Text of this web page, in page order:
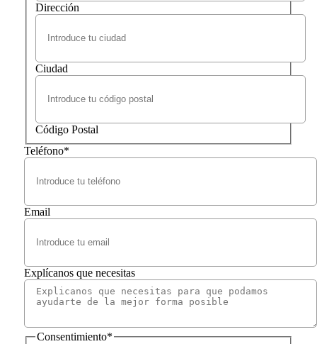
Dirección
Ciudad
Código Postal
Teléfono*
Email
Explícanos que necesitas
Consentimiento*